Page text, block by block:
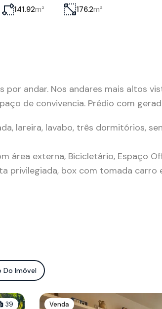
141.92m²
176.2m²
por andar. Nos andares mais altos
de convivencia. Prédio com
lareira, lavabo, três dormitórios,
área externa, Bicicletário, Espaço
privilegiada, box com tomada carro
Do Imóvel
39 Venda